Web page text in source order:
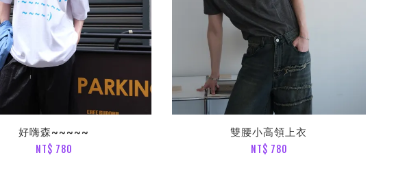
好嗨森~~~~~
NT$ 780
雙腰小高領上衣
NT$ 780